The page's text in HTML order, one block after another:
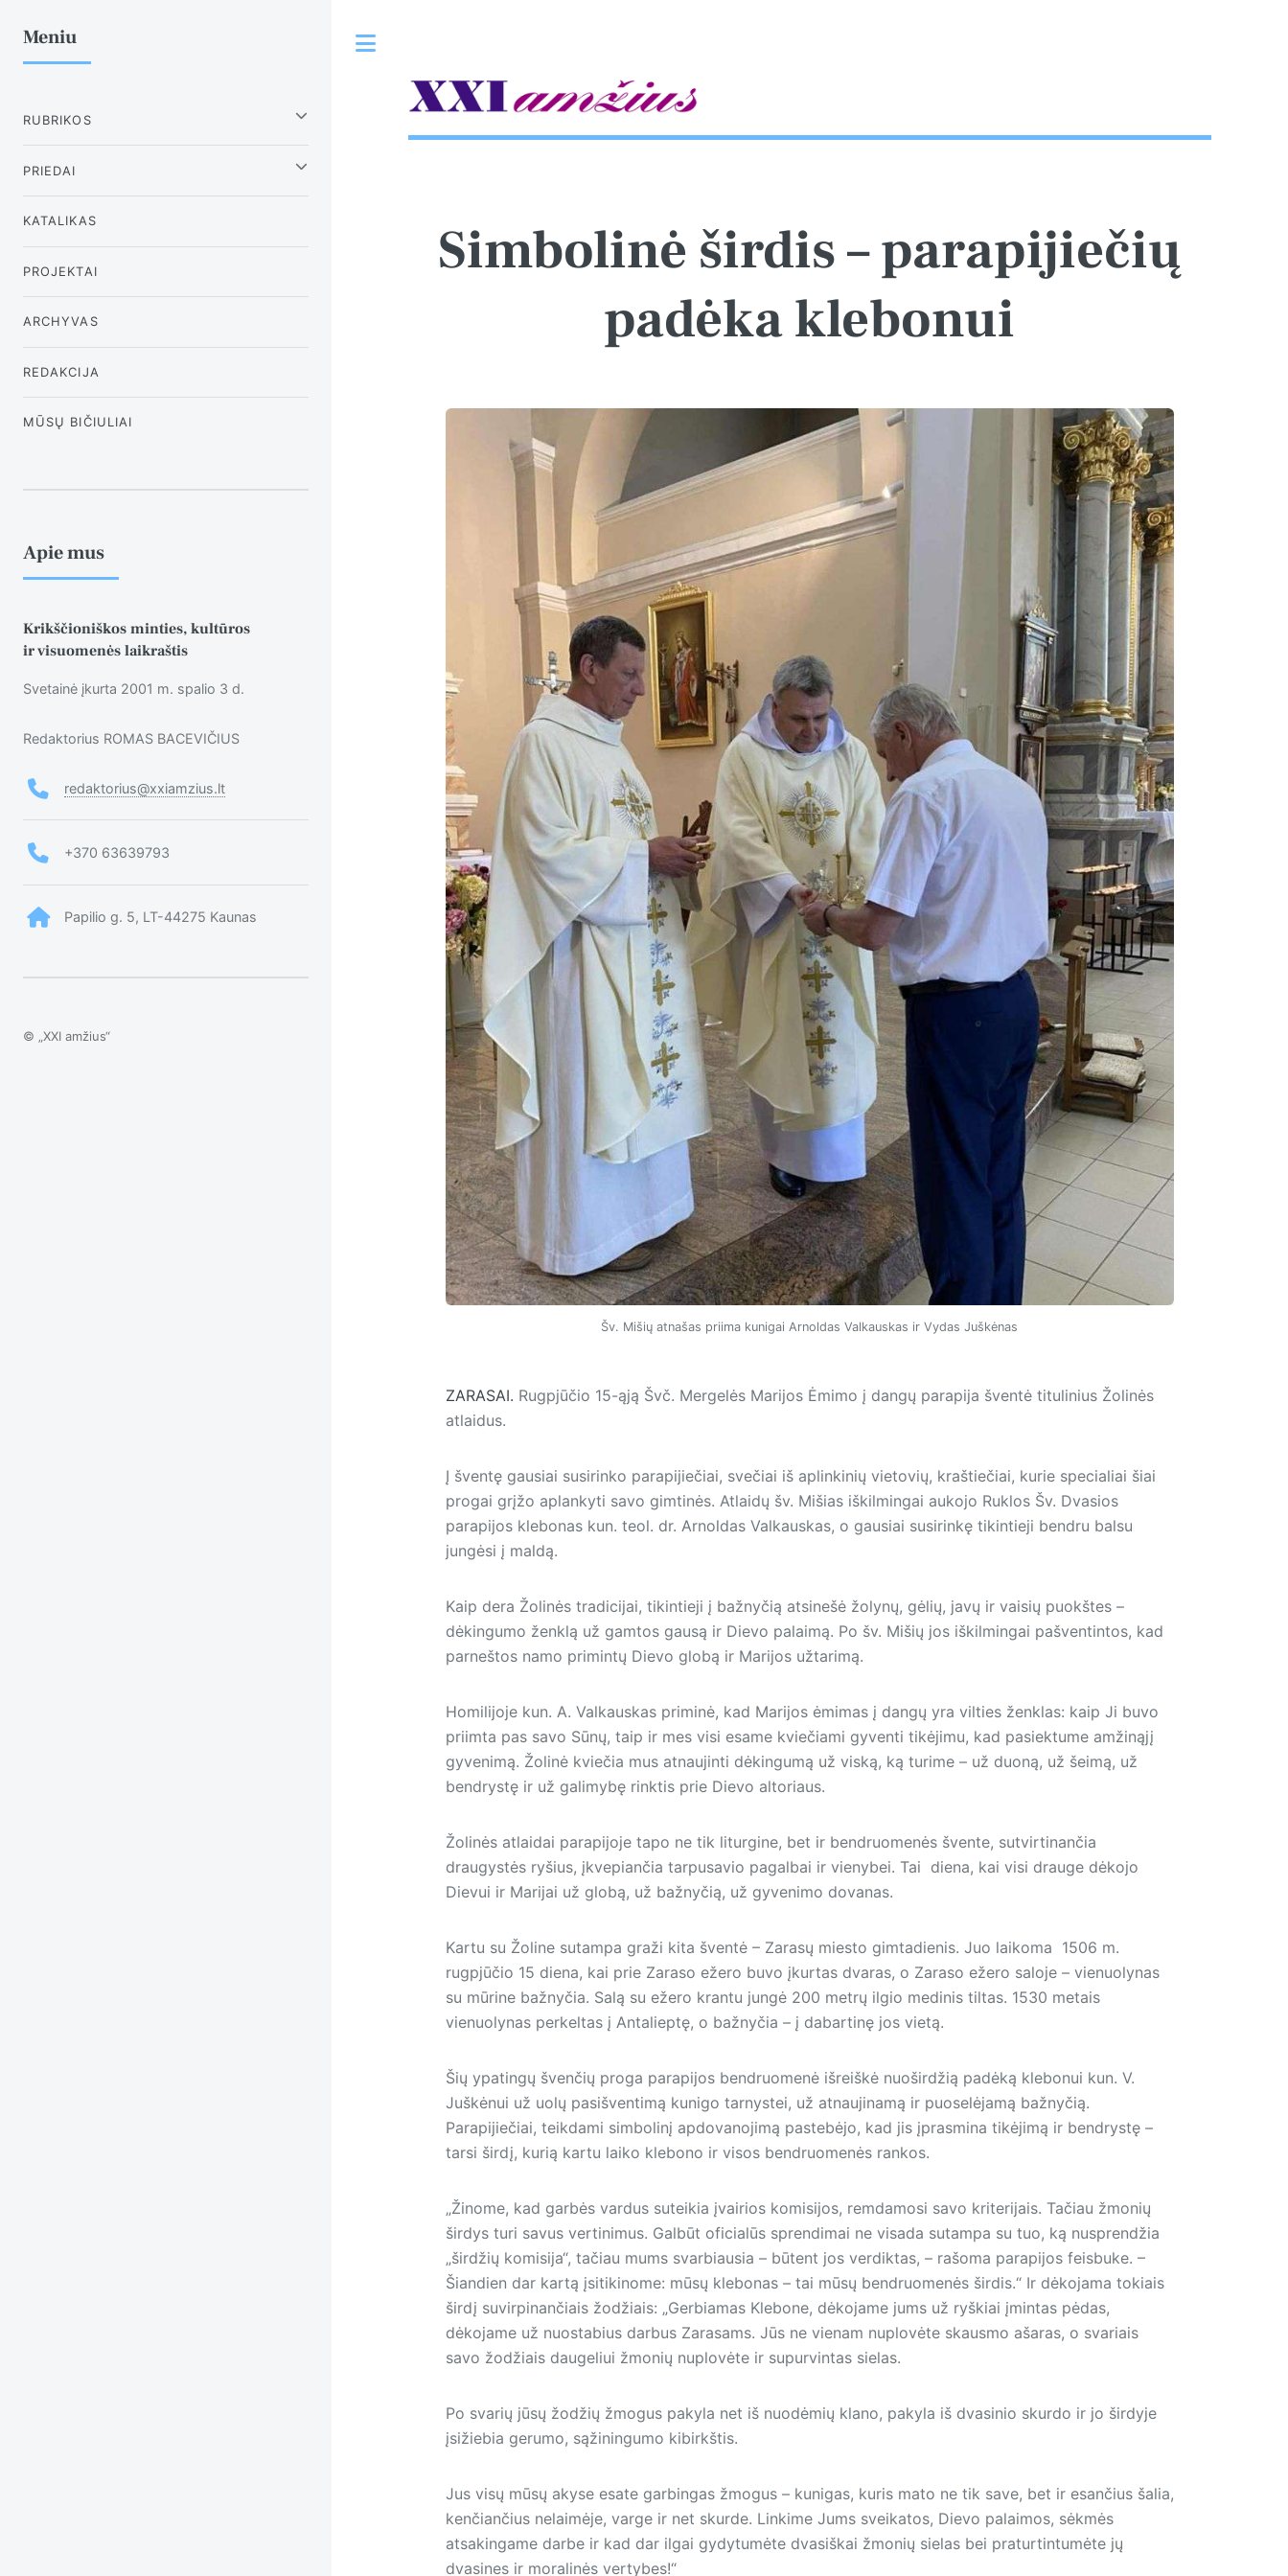
Simbolinė širdis – parapijiečių
padėka klebonui
Šv. Mišių atnašas priima kunigai Arnoldas Valkauskas ir Vydas Juškėnas
ZARASAI. Rugpjūčio 15-ąją Švč. Mergelės Marijos Ėmimo į dangų parapija šventė titulinius Žolinės
atlaidus.
Į šventę gausiai susirinko parapijiečiai, svečiai iš aplinkinių vietovių, kraštiečiai, kurie specialiai šiai
progai grįžo aplankyti savo gimtinės. Atlaidų šv. Mišias iškilmingai aukojo Ruklos Šv. Dvasios
parapijos klebonas kun. teol. dr. Arnoldas Valkauskas, o gausiai susirinkę tikintieji bendru balsu
jungėsi į maldą.
Kaip dera Žolinės tradicijai, tikintieji į bažnyčią atsinešė žolynų, gėlių, javų ir vaisių puokštes –
dėkingumo ženklą už gamtos gausą ir Dievo palaimą. Po šv. Mišių jos iškilmingai pašventintos, kad
parneštos namo primintų Dievo globą ir Marijos užtarimą.
Homilijoje kun. A. Valkauskas priminė, kad Marijos ėmimas į dangų yra vilties ženklas: kaip Ji buvo
priimta pas savo Sūnų, taip ir mes visi esame kviečiami gyventi tikėjimu, kad pasiektume amžinąjį
gyvenimą. Žolinė kviečia mus atnaujinti dėkingumą už viską, ką turime – už duoną, už šeimą, už
bendrystę ir už galimybę rinktis prie Dievo altoriaus.
Žolinės atlaidai parapijoje tapo ne tik liturgine, bet ir bendruomenės švente, sutvirtinančia
draugystės ryšius, įkvepiančia tarpusavio pagalbai ir vienybei. Tai diena, kai visi drauge dėkojo
Dievui ir Marijai už globą, už bažnyčią, už gyvenimo dovanas.
Kartu su Žoline sutampa graži kita šventė – Zarasų miesto gimtadienis. Juo laikoma 1506 m.
rugpjūčio 15 diena, kai prie Zaraso ežero buvo įkurtas dvaras, o Zaraso ežero saloje – vienuolynas
su mūrine bažnyčia. Salą su ežero krantu jungė 200 metrų ilgio medinis tiltas. 1530 metais
vienuolynas perkeltas į Antalieptę, o bažnyčia – į dabartinę jos vietą.
Šių ypatingų švenčių proga parapijos bendruomenė išreiškė nuoširdžią padėką klebonui kun. V.
Juškėnui už uolų pasišventimą kunigo tarnystei, už atnaujinamą ir puoselėjamą bažnyčią.
Parapijiečiai, teikdami simbolinį apdovanojimą pastebėjo, kad jis įprasmina tikėjimą ir bendrystę –
tarsi širdį, kurią kartu laiko klebono ir visos bendruomenės rankos.
„Žinome, kad garbės vardus suteikia įvairios komisijos, remdamosi savo kriterijais. Tačiau žmonių
širdys turi savus vertinimus. Galbūt oficialūs sprendimai ne visada sutampa su tuo, ką nusprendžia
„širdžių komisija“, tačiau mums svarbiausia – būtent jos verdiktas, – rašoma parapijos feisbuke. –
Šiandien dar kartą įsitikinome: mūsų klebonas – tai mūsų bendruomenės širdis.“ Ir dėkojama tokiais
širdį suvirpinančiais žodžiais: „Gerbiamas Klebone, dėkojame jums už ryškiai įmintas pėdas,
dėkojame už nuostabius darbus Zarasams. Jūs ne vienam nuplovėte skausmo ašaras, o svariais
savo žodžiais daugeliui žmonių nuplovėte ir supurvintas sielas.
Po svarių jūsų žodžių žmogus pakyla net iš nuodėmių klano, pakyla iš dvasinio skurdo ir jo širdyje
įsižiebia gerumo, sąžiningumo kibirkštis.
Jus visų mūsų akyse esate garbingas žmogus – kunigas, kuris mato ne tik save, bet ir esančius šalia,
kenčiančius nelaimėje, varge ir net skurde. Linkime Jums sveikatos, Dievo palaimos, sėkmės
atsakingame darbe ir kad dar ilgai gydytumėte dvasiškai žmonių sielas bei praturtintumėte jų
dvasines ir moralinės vertybes!“
Meniu
RUBRIKOS
PRIEDAI
KATALIKAS
PROJEKTAI
ARCHYVAS
REDAKCIJA
MŪSŲ BIČIULIAI
Apie mus
Krikščioniškos minties, kultūros
ir visuomenės laikraštis
Svetainė įkurta 2001 m. spalio 3 d.
Redaktorius ROMAS BACEVIČIUS
redaktorius@xxiamzius.lt
+370 63639793
Papilio g. 5, LT-44275 Kaunas
© „XXI amžius“